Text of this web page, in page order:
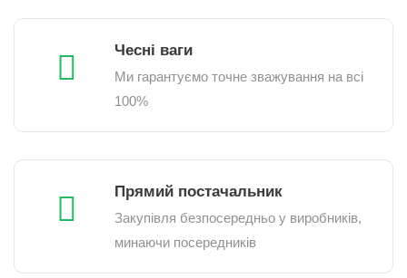
Чесні ваги
Ми гарантуємо точне зважування на всі
100%
Прямий постачальник
Закупівля безпосередньо у виробників,
минаючи посередників